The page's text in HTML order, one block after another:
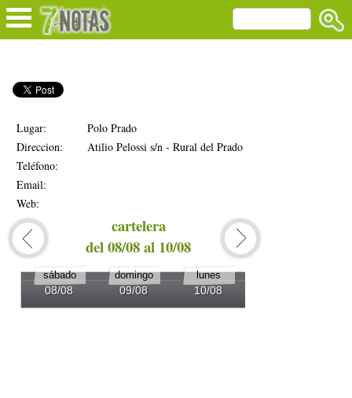
Lugar:
Polo Prado
Direccion:
Atilio Pelossi s/n - Rural del Prado
Teléfono:
Email:
Web:
cartelera
del 08/08 al 10/08
sábado
08/08
domingo
09/08
lunes
10/08